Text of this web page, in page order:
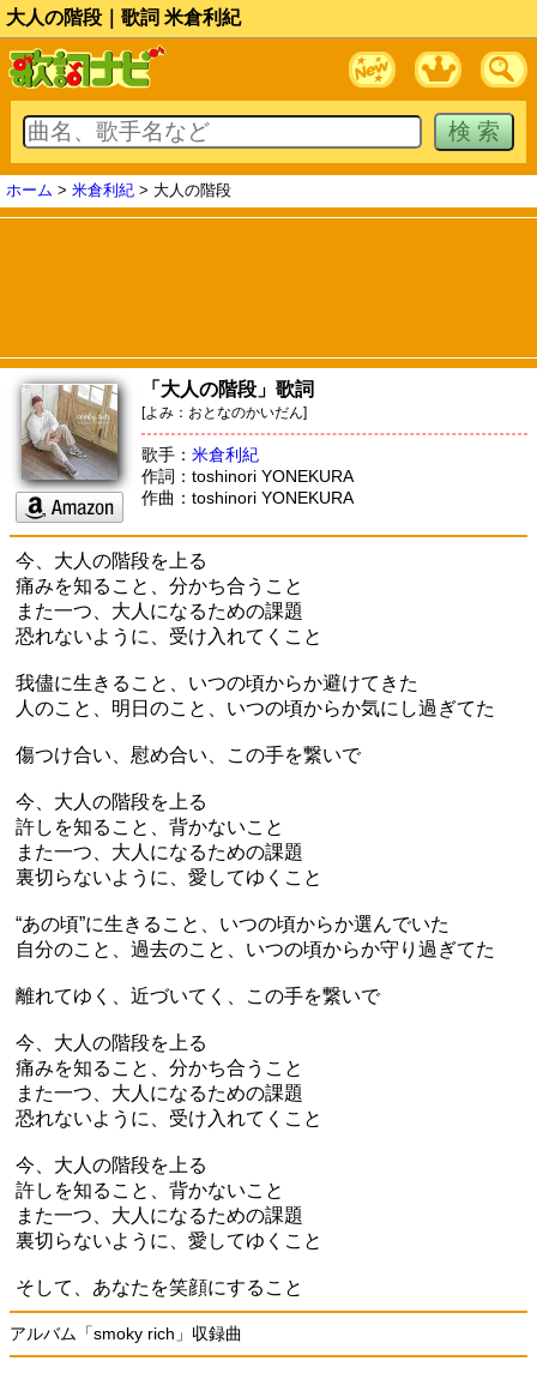
大人の階段｜歌詞 米倉利紀
ホーム > 米倉利紀 > 大人の階段
「大人の階段」歌詞
[よみ：おとなのかいだん]
歌手： 米倉利紀
作詞：toshinori YONEKURA
作曲：toshinori YONEKURA
今、大人の階段を上る
痛みを知ること、分かち合うこと
また一つ、大人になるための課題
恐れないように、受け入れてくこと
我儘に生きること、いつの頃からか避けてきた
人のこと、明日のこと、いつの頃からか気にし過ぎてた
傷つけ合い、慰め合い、この手を繋いで
今、大人の階段を上る
許しを知ること、背かないこと
また一つ、大人になるための課題
裏切らないように、愛してゆくこと
“あの頃”に生きること、いつの頃からか選んでいた
自分のこと、過去のこと、いつの頃からか守り過ぎてた
離れてゆく、近づいてく、この手を繋いで
今、大人の階段を上る
痛みを知ること、分かち合うこと
また一つ、大人になるための課題
恐れないように、受け入れてくこと
今、大人の階段を上る
許しを知ること、背かないこと
また一つ、大人になるための課題
裏切らないように、愛してゆくこと
そして、あなたを笑顔にすること
アルバム「smoky rich」収録曲